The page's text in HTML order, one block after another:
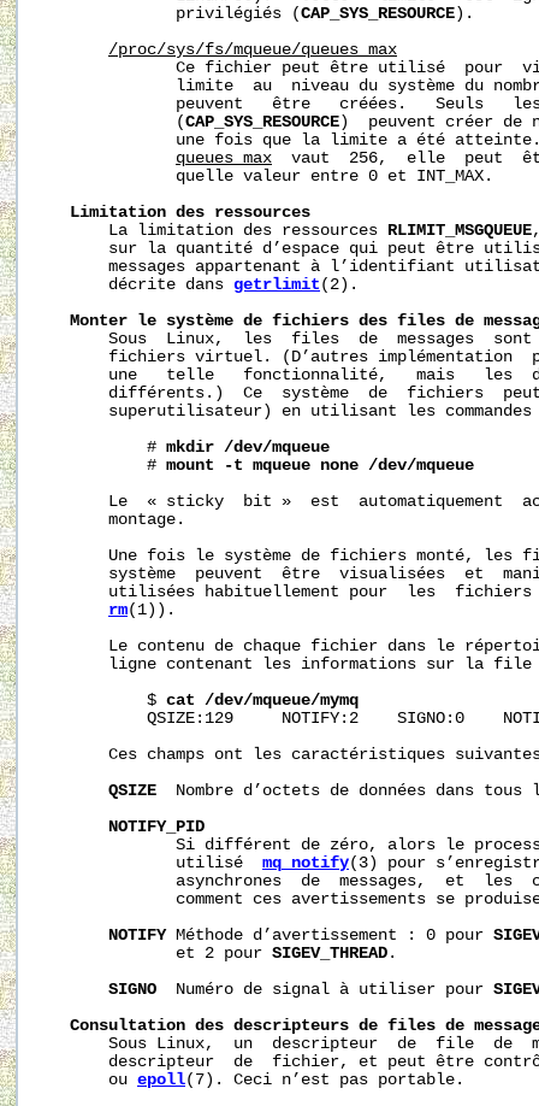
              privilégiés (
CAP_SYS_RESOURCE ).
/proc/sys/fs/mqueue/queues_max
Ce fichier peut être utilisé  pour
limite  au  niveau du système du
peuvent   être   créées.   Seuls
              (
CAP_SYS_RESOURCE )  peuvent créer de
une fois que la limite a été
queues_max
vaut  256,  elle  peut
              quelle valeur entre 0 et INT_MAX.
Limitation des ressources
       La limitation des ressources
RLIMIT_MSGQUEUE
sur la quantité d’espace qui peut être
messages appartenant à l’identifiant
       décrite dans
getrlimit (2).
Monter
le système de fichiers des files de
Sous  Linux,  les  files  de  messages
fichiers virtuel. (D’autres implémentation
une   telle   fonctionnalité,   mais   les
différents.)  Ce  système  de  fichiers
superutilisateur) en utilisant les commandes
           #
mkdir /dev/mqueue
           #
mount -t mqueue none /dev/mqueue
Le  « sticky  bit »  est  automatiquement
       montage.
Une fois le système de fichiers monté, les
système  peuvent  être  visualisées  et
utilisées habituellement pour  les
rm(1)).
Le contenu de chaque fichier dans le
ligne contenant les informations sur la file
           $
cat /dev/mqueue/mymq
QSIZE:129     NOTIFY:2    SIGNO:0
Ces champs ont les caractéristiques
QSIZE
Nombre d’octets de données dans tous
NOTIFY_PID
Si différent de zéro, alors le
              utilisé
mq_notify(3) pour
asynchrones  de  messages,  et  les
comment ces avertissements se
NOTIFY Méthode d’avertissement : 0 pour
              et 2 pour
SIGEV_THREAD .
SIGNO
  Numéro de signal à utiliser pour
Consultation des descripteurs de files de
Sous Linux,  un  descripteur  de  file  de
descripteur  de  fichier, et peut être
       ou
epoll(7). Ceci n’est pas portable.